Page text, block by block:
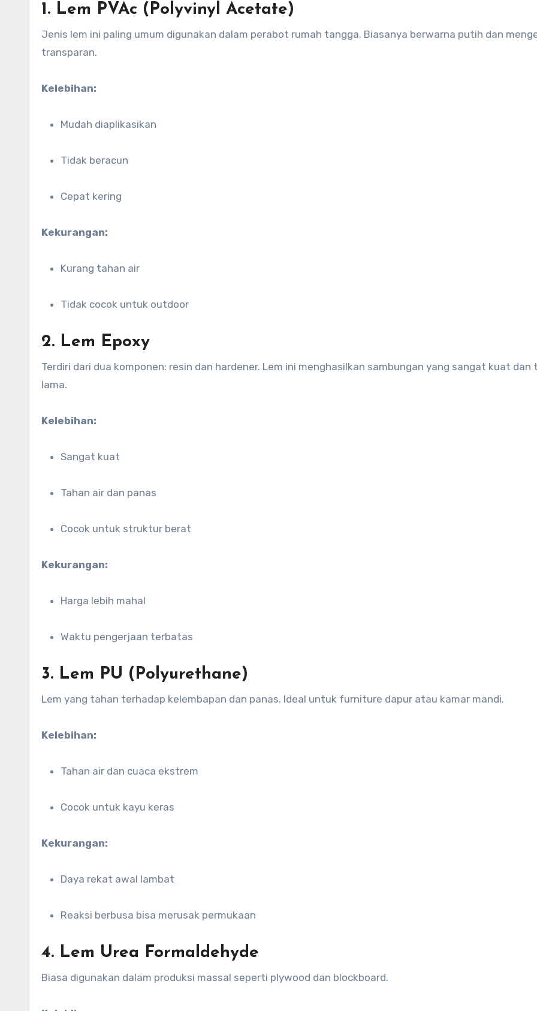
1. Lem PVAc (Polyvinyl Acetate)
Jenis lem ini paling umum digunakan dalam perabot rumah tangga. Biasanya berwarna putih dan
transparan.
Kelebihan:
Mudah diaplikasikan
Tidak beracun
Cepat kering
Kekurangan:
Kurang tahan air
Tidak cocok untuk outdoor
2. Lem Epoxy
Terdiri dari dua komponen: resin dan hardener. Lem ini menghasilkan sambungan yang sangat kuat dan
lama.
Kelebihan:
Sangat kuat
Tahan air dan panas
Cocok untuk struktur berat
Kekurangan:
Harga lebih mahal
Waktu pengerjaan terbatas
3. Lem PU (Polyurethane)
Lem yang tahan terhadap kelembapan dan panas. Ideal untuk furniture dapur atau kamar mandi.
Kelebihan:
Tahan air dan cuaca ekstrem
Cocok untuk kayu keras
Kekurangan:
Daya rekat awal lambat
Reaksi berbusa bisa merusak permukaan
4. Lem Urea Formaldehyde
Biasa digunakan dalam produksi massal seperti plywood dan blockboard.